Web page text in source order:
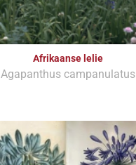
Afrikaanse lelie
Agapanthus campanulatus